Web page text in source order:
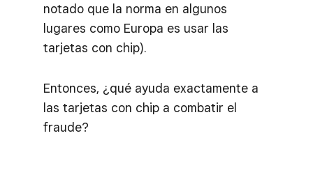
notado que la norma en algunos
lugares como Europa es usar las
tarjetas con chip).
Entonces, ¿qué ayuda exactamente a
las tarjetas con chip a combatir el
fraude?